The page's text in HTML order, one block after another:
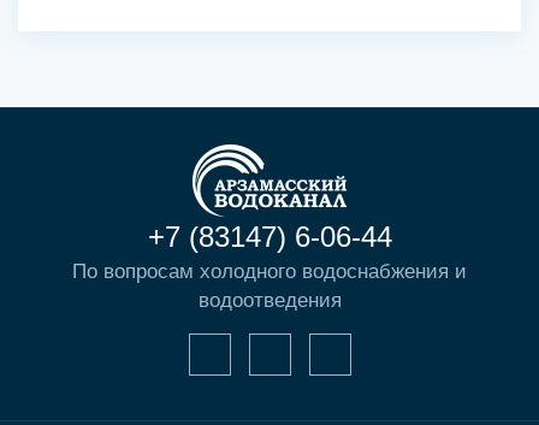
+7 (83147) 6-06-44
По вопросам холодного водоснабжения и
водоотведения